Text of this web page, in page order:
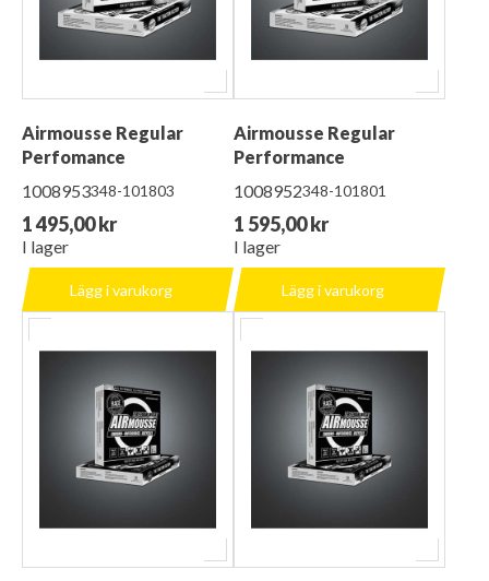
Airmousse Regular
Perfomance
1008953348-101803
1 495,00 kr
I lager
Lägg i varukorg
Airmousse Regular
Performance
1008952348-101801
1 595,00 kr
I lager
Lägg i varukorg